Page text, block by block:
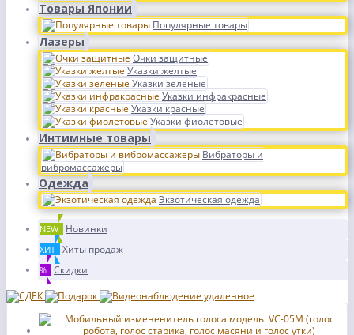
Товары Японии
Популярные товары
Лазеры
Очки защитные
Указки желтые
Указки зелёные
Указки инфракрасные
Указки красные
Указки фиолетовые
Интимные товары
Вибраторы и
вибромассажеры
Одежда
Экзотическая одежда
NEW Новинки
ХИТ Хиты продаж
% Скидки